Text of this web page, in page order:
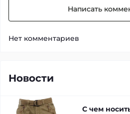
Написать
Нет комментариев
Новости
С чем